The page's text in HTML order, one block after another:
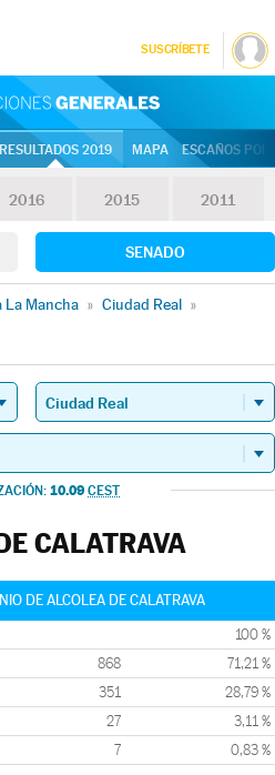
SUSCRÍBETE
RESULTADOS 2019 MAPA ESCAÑOS
2016 2015 2011
SENADO
La Mancha » Ciudad Real »
10.09 CEST
CALATRAVA
DE ALCOLEA DE CALATRAVA
100 %
868 71,21 %
351 28,79 %
27 3,11 %
7 0,83 %